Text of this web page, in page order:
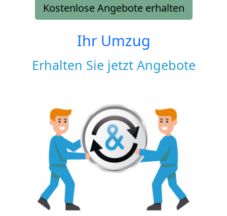
Kostenlose Angebote erhalten
Ihr Umzug
Erhalten Sie jetzt Angebote